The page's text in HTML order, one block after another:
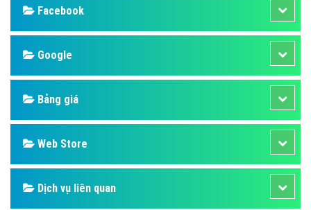
Facebook
Google
Bảng giá
Web Store
Dịch vụ liên quan